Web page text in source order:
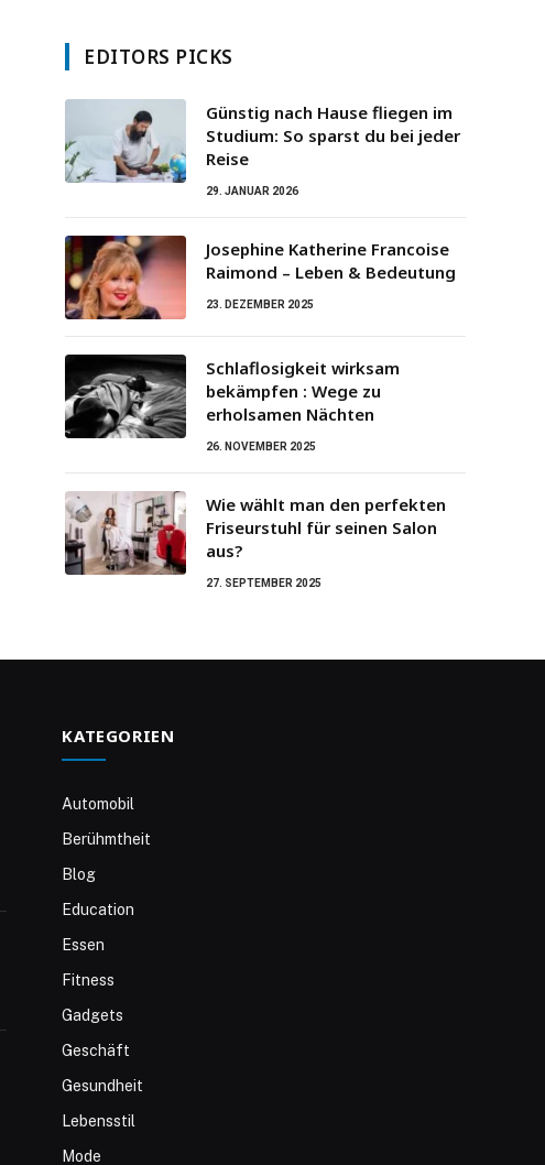
EDITORS PICKS
Günstig nach Hause fliegen im
Studium: So sparst du bei jeder
Reise
29. JANUAR 2026
Josephine Katherine Francoise
Raimond – Leben & Bedeutung
23. DEZEMBER 2025
Schlaflosigkeit wirksam
bekämpfen : Wege zu
erholsamen Nächten
26. NOVEMBER 2025
Wie wählt man den perfekten
Friseurstuhl für seinen Salon
aus?
27. SEPTEMBER 2025
KATEGORIEN
Automobil
Berühmtheit
Blog
Education
Essen
Fitness
Gadgets
Geschäft
Gesundheit
Lebensstil
Mode